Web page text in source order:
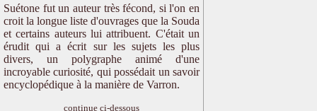
Suétone fut un auteur très fécond, si l'on en
croit la longue liste d'ouvrages que la Souda
et certains auteurs lui attribuent. C'était un
érudit qui a écrit sur les sujets les plus
divers, un polygraphe animé d'une
incroyable curiosité, qui possédait un savoir
encyclopédique à la manière de Varron.
continue ci-dessous